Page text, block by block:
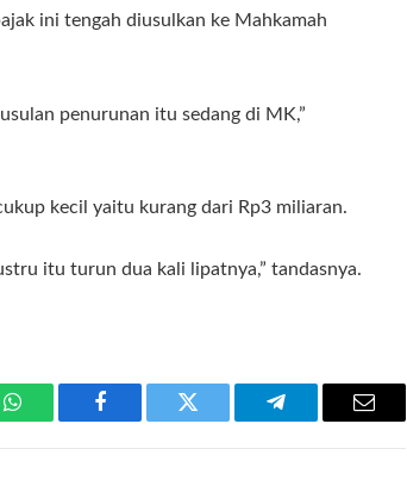
ini tengah diusulkan ke Mahkamah
penurunan itu sedang di MK,”
kecil yaitu kurang dari Rp3 miliaran.
itu turun dua kali lipatnya,” tandasnya.
WhatsAppFacebook Twitter Telegram Email